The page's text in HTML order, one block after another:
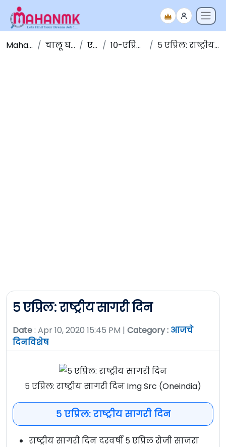
Maha NMK चालू घडामोडी एप्रिल १०-एप्रिल-२०२० ५ एप्रिल: राष्ट्रीय सागरी दिन
५ एप्रिल: राष्ट्रीय सागरी दिन
Date: Apr 10, 2020 15:45 PM | Category : आजचे
दिनविशेष
५ एप्रिल: राष्ट्रीय सागरी दिन Img Src (Oneindia)
५ एप्रिल: राष्ट्रीय सागरी दिन
राष्ट्रीय सागरी दिन दरवर्षी ५ एप्रिल रोजी साजरा